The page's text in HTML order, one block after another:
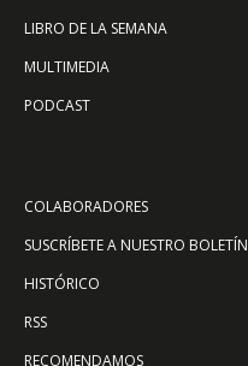
LIBRO DE LA SEMANA
MULTIMEDIA
PODCAST
COLABORADORES
SUSCRÍBETE A NUESTRO BOLETÍN
HISTÓRICO
RSS
RECOMENDAMOS